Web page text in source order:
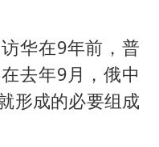
华在9年前，普
去年9月，俄中
形成的必要组成